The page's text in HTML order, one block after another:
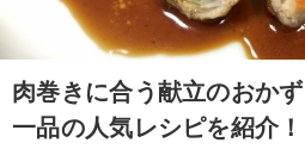
肉巻きに合う献立のおか
一品の人気レシピを紹介！